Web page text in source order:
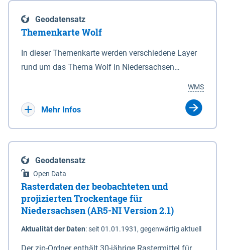
enthalten. Sperrwerke Sperrwerke sind Bauwerke
mit Sperrvorrichtungen in Tidegewässern, die dem
Schutz eines Gebietes vor erhöhten Tiden, vor allem
vor Sturmfluten, zu dienen bestimmt sind (§2 Abs.3
Eigenschaft eines Sperrwerkes durch Widmung, die
die Deichbehörde durch Verordnung ausspricht.
Geodatensatz
Themenkarte Wolf
In dieser Themenkarte werden verschiedene Layer
rund um das Thema Wolf in Niedersachsen
sowie Status der bestehenden Wolfsterritorien im
laufenden Monitoringjahr.
WMS
Mehr Infos
Geodatensatz
Open Data
Rasterdaten der beobachteten und
projizierten Trockentage für
Niedersachsen (AR5-NI Version 2.1)
Aktualität der Daten:seit 01.01.1931, gegenwärtig aktuell